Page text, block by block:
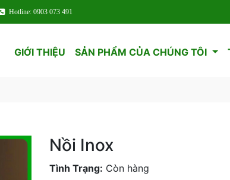
Hotline: 0903 073 491
GIỚI THIỆU SẢN PHẨM CỦA CHÚNG TÔI
Nồi Inox
Tình Trạng: Còn hàng